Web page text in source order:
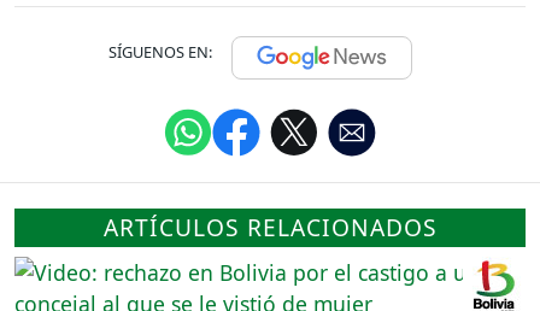
SÍGUENOS EN:
ARTÍCULOS RELACIONADOS